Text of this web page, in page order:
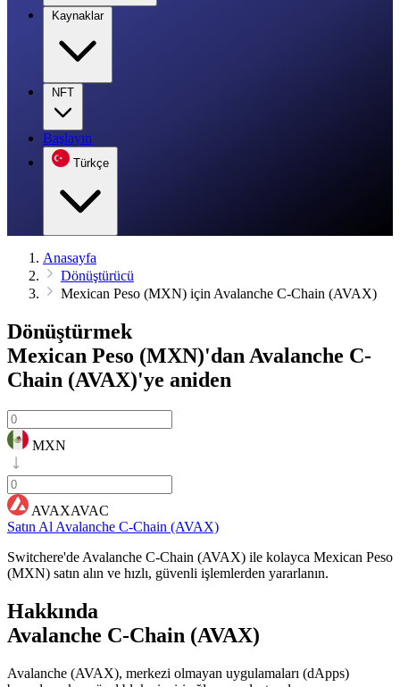
Kaynaklar
NFT
Başlayın
Türkçe
Anasayfa
Dönüştürücü
Mexican Peso (MXN) için Avalanche C-Chain (AVAX)
Dönüştürmek
Mexican Peso (MXN)'dan Avalanche C-
Chain (AVAX)'ye aniden
MXN
AVAXAVAC
Satın Al Avalanche C-Chain (AVAX)
Switchere'de Avalanche C-Chain (AVAX) ile kolayca Mexican Peso
(MXN) satın alın ve hızlı, güvenli işlemlerden yararlanın.
Hakkında
Avalanche C-Chain (AVAX)
Avalanche (AVAX), merkezi olmayan uygulamaları (dApps)